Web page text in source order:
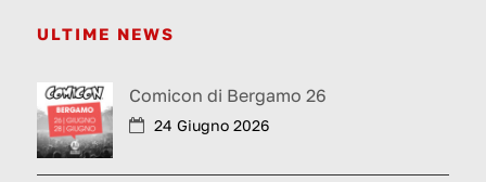
ULTIME NEWS
Comicon di Bergamo 26
24 Giugno 2026